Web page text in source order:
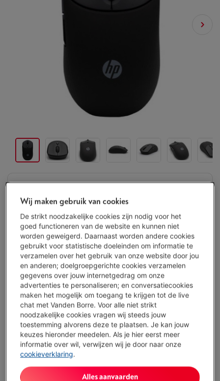
Morgen geleverd-Bekijk voorraad
€ 27,00
Koop nu
Vergelijken
Troeven
Koppelbaar via Bluetooth of bijgeleverde USB-ontvanger
Stille klik
Zowel links-als rechtshandig te gebruiken
Wij maken gebruik van cookies
De strikt noodzakelijke cookies zijn nodig voor het
goed functioneren van de website en kunnen niet
worden geweigerd. Daarnaast worden andere cookies
gebruikt voor statistische doeleinden om informatie te
verzamelen over het gebruik van onze website door jou
en anderen; doelgroepgerichte cookies verzamelen
gegevens over jouw internetgedrag om onze
advertenties te personaliseren; en conversatiecookies
maken het mogelijk om toegang te krijgen tot de live
chat met Vanden Borre. Voor alle niet strikt
noodzakelijke cookies vragen wij steeds jouw
toestemming alvorens deze te plaatsen. Je kan jouw
keuzes hieronder meedelen. Als je hier eerst meer
informatie over wil, verwijzen wij je door naar onze
cookieverklaring.
Alles aanvaarden